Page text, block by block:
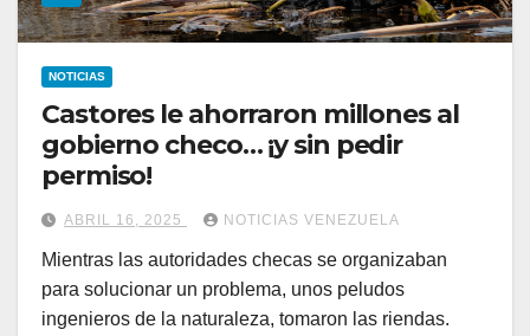
NOTICIAS
Castores le ahorraron millones al
gobierno checo… ¡y sin pedir
permiso!
ABRIL 16, 2025 NOTICIAS VENEZUELA
Mientras las autoridades checas se organizaban
para solucionar un problema, unos peludos
ingenieros de la naturaleza, tomaron las riendas.